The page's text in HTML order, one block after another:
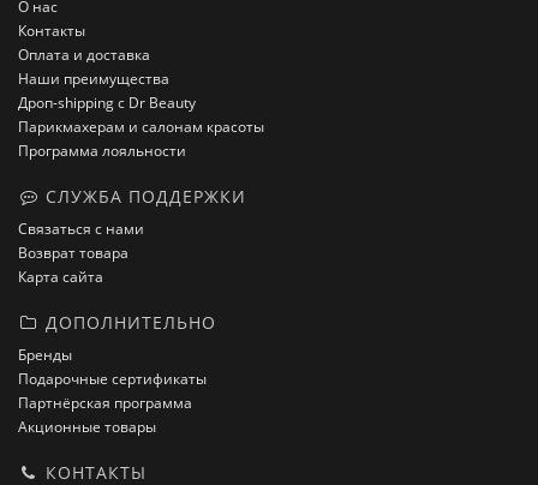
О нас
Контакты
Оплата и доставка
Наши преимущества
Дроп-shipping с Dr Beauty
Парикмахерам и салонам красоты
Программа лояльности
СЛУЖБА ПОДДЕРЖКИ
Связаться с нами
Возврат товара
Карта сайта
ДОПОЛНИТЕЛЬНО
Бренды
Подарочные сертификаты
Партнёрская программа
Акционные товары
КОНТАКТЫ